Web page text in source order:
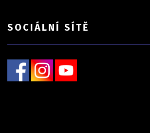
SOCIÁLNÍ SÍTĚ